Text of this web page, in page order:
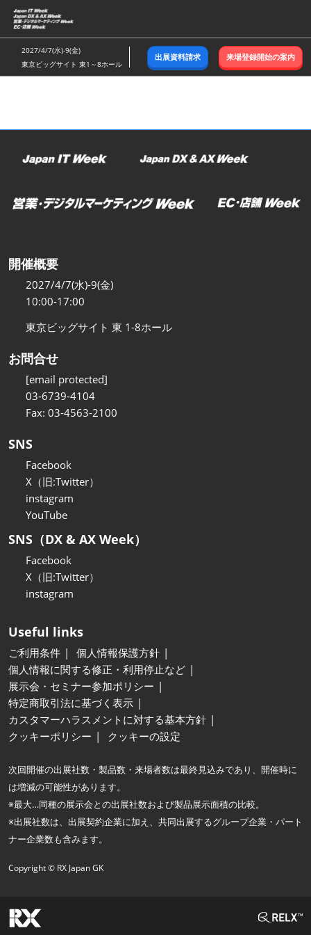
ス
キ
ッ
し
む
2027/4/7(水)-9(金)
東京ビッグサイト 東1～8ホール
出展資料請求 来場登録開始の案内
開催概要
2027/4/7(水)-9(金)
10:00-17:00
東京ビッグサイト 東 1-8ホール
お問合せ
[email protected]
03-6739-4104
Fax: 03-4563-2100
SNS
Facebook
X（旧:Twitter）
instagram
YouTube
SNS（DX & AX Week）
Facebook
X（旧:Twitter）
instagram
Useful links
ご利用条件
個人情報保護方針
個人情報に関する修正・利用停止など
展示会・セミナー参加ポリシー
特定商取引法に基づく表示
カスタマーハラスメントに対する基本方針
クッキーポリシー
クッキーの設定
次回開催の出展社数・製品数・来場者数は最終見込みであり、開催時に
は増減の可能性があります。
※最大…同種の展示会との出展社数および製品展示面積の比較。
※出展社数は、出展契約企業に加え、共同出展するグループ企業・パート
ナー企業数も含みます。
Copyright © RX Japan GK